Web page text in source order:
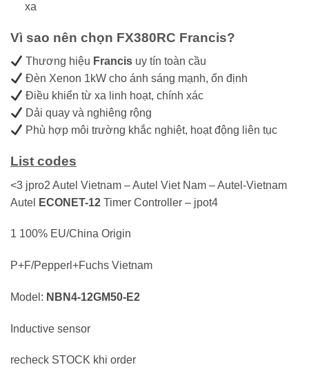
xa
Vì sao nên chọn FX380RC Francis?
Thương hiệu Francis uy tín toàn cầu
Đèn Xenon 1kW cho ánh sáng mạnh, ổn định
Điều khiển từ xa linh hoạt, chính xác
Dải quay và nghiêng rộng
Phù hợp môi trường khắc nghiệt, hoạt động liên tục
List codes
<3 jpro2 Autel Vietnam – Autel Viet Nam – Autel-Vietnam
Autel
ECONET-12 Timer Controller – jpot4
1 100% EU/China Origin
P+F/Pepperl+Fuchs Vietnam
Model: NBN4-12GM50-E2
Inductive sensor
recheck STOCK khi order